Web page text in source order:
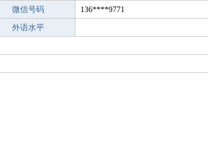
微信号码 136****9771
外语水平